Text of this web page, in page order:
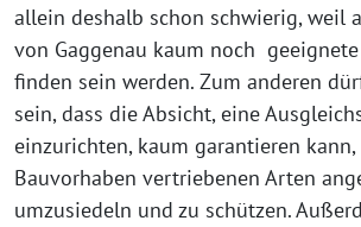
allein deshalb schon schwierig, weil
von Gaggenau kaum noch geeignete
finden sein werden. Zum anderen
sein, dass die Absicht, eine
einzurichten, kaum garantieren
Bauvorhaben vertriebenen Arten
umzusiedeln und zu schützen.